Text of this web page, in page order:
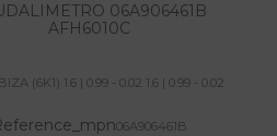
06A906461B
AFH6010C
(6K1) 1.6 | 0.99 - 0.02 1.6 | 0.99 - 0.02
06A906461B